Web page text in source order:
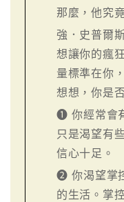
那麼，他究
強．史普爾
想讓你的瘋
量標準在你
想想，你是
❶ 你經常會
只是渴望有
信心十足。
❷ 你渴望掌
的生活。掌